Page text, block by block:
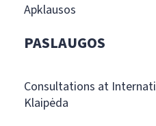
Apklausos
PASLAUGOS
Consultations at
Klaipėda